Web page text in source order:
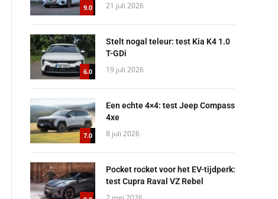
9.0 21 juli 2026
6.0
Stelt nogal teleur: test Kia K4 1.0
T-GDi
19 juli 2026
7.0
Een echte 4×4: test Jeep Compass
4xe
8 juli 2026
Pocket rocket voor het EV-tijdperk:
test Cupra Raval VZ Rebel